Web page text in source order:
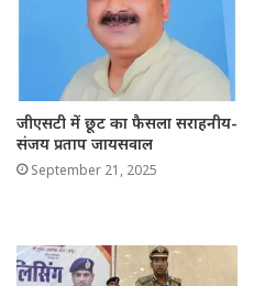
जीएसटी में छूट का फैसला सराहनीय-
संजय प्रताप जायसवाल
September 21, 2025